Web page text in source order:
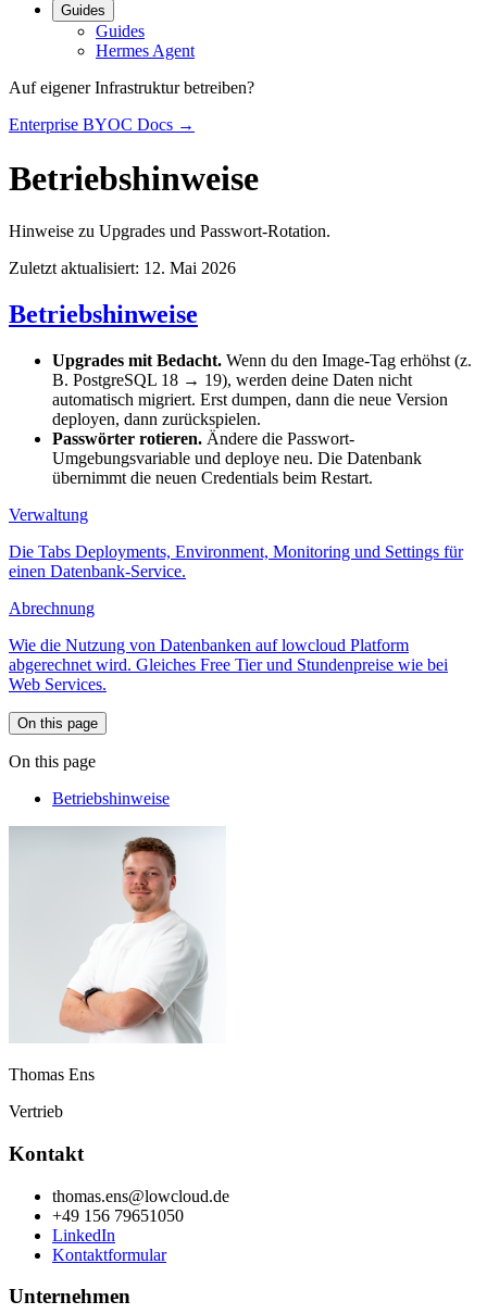
Guides
Guides
Hermes Agent
Auf eigener Infrastruktur betreiben?
Enterprise BYOC Docs →
Betriebshinweise
Hinweise zu Upgrades und Passwort-Rotation.
Zuletzt aktualisiert: 12. Mai 2026
Betriebshinweise
Upgrades mit Bedacht. Wenn du den Image-Tag erhöhst (z.
B. PostgreSQL 18 → 19), werden deine Daten nicht
automatisch migriert. Erst dumpen, dann die neue Version
deployen, dann zurückspielen.
Passwörter rotieren. Ändere die Passwort-
Umgebungsvariable und deploye neu. Die Datenbank
übernimmt die neuen Credentials beim Restart.
Verwaltung
Die Tabs Deployments, Environment, Monitoring und Settings für
einen Datenbank-Service.
Abrechnung
Wie die Nutzung von Datenbanken auf lowcloud Platform
abgerechnet wird. Gleiches Free Tier und Stundenpreise wie bei
Web Services.
On this page
On this page
Betriebshinweise
Thomas Ens
Vertrieb
Kontakt
thomas.ens@lowcloud.de
+49 156 79651050
LinkedIn
Kontaktformular
Unternehmen